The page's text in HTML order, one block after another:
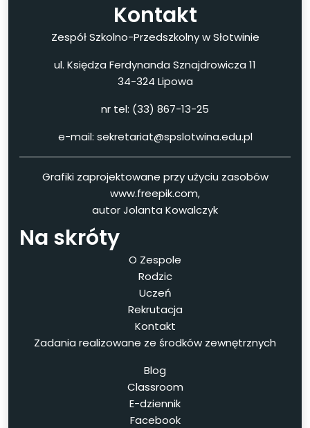
Kontakt
Zespół Szkolno-Przedszkolny w Słotwinie
ul. Księdza Ferdynanda Sznajdrowicza 11
34-324 Lipowa
nr tel: (33) 867-13-25
e-mail: sekretariat@spslotwina.edu.pl
Grafiki zaprojektowane przy użyciu zasobów
www.freepik.com,
autor Jolanta Kowalczyk
Na skróty
O Zespole
Rodzic
Uczeń
Rekrutacja
Kontakt
Zadania realizowane ze środków zewnętrznych
Blog
Classroom
E-dziennik
Facebook